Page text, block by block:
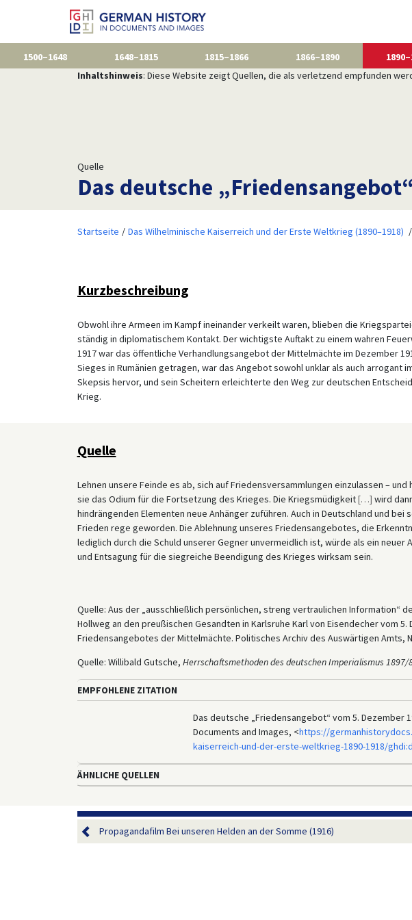
1500–1648 1648–1815 1815–1866 1866–1890
Inhaltshinweis: Diese Website zeigt Quellen, die als verletzend empfunden
Quelle
Das deutsche
Startseite Das Wilhelminische Kaiserreich und der Erste Weltkrieg (1890–1918)
Kurzbeschreibung
Obwohl ihre Armeen im Kampf ineinander verkeilt waren, blieben die
ständig in diplomatischem Kontakt. Der wichtigste Auftakt zu einem wahren
1917 war das öffentliche Verhandlungsangebot der Mittelmächte im Dezember
Sieges in Rumänien getragen, war das Angebot sowohl unklar als auch arrogant
Skepsis hervor, und sein Scheitern erleichterte den Weg zur deutschen
Krieg.
Quelle
Lehnen unsere Feinde es ab, sich auf Friedensversammlungen einzulassen –
sie das Odium für die Fortsetzung des Krieges. Die Kriegsmüdigkeit[…] wird
hindrängenden Elementen neue Anhänger zuführen. Auch in Deutschland und bei
Frieden rege geworden. Die Ablehnung unseres Friedensangebotes, die
lediglich durch die Schuld unserer Gegner unvermeidlich ist, würde als ein neuer
und Entsagung für die siegreiche Beendigung des Krieges wirksam sein.
Quelle: Aus der „ausschließlich persönlichen, streng vertraulichen Information“
Hollweg an den preußischen Gesandten in Karlsruhe Karl von Eisendecher vom
Friedensangebotes der Mittelmächte. Politisches Archiv des Auswärtigen Amts,
Quelle: Willibald Gutsche, Herrschaftsmethoden des deutschen Imperialismus 1897/
EMPFOHLENE ZITATION
Das deutsche „Friedensangebot“ vom 5. Dezember
Documents and Images, <https://
kaiserreich-und-der-erste-weltkrieg-1890-1918/
ÄHNLICHE QUELLEN
Propagandafilm Bei unseren Helden an der Somme (1916)